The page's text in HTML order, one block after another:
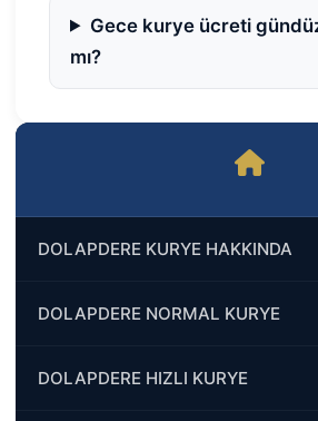
DOLAPDERE KURYE HAKKINDA
DOLAPDERE NORMAL KURYE
DOLAPDERE HIZLI KURYE
Gece kurye ücreti
mı?